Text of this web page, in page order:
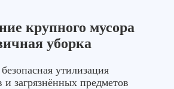
крупного мусора
уборка
утилизация
и загрязнённых предметов